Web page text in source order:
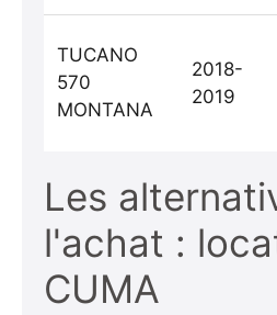
TUCANO
570
MONTANA
2018-
2019
Les
l'achat :
CUMA